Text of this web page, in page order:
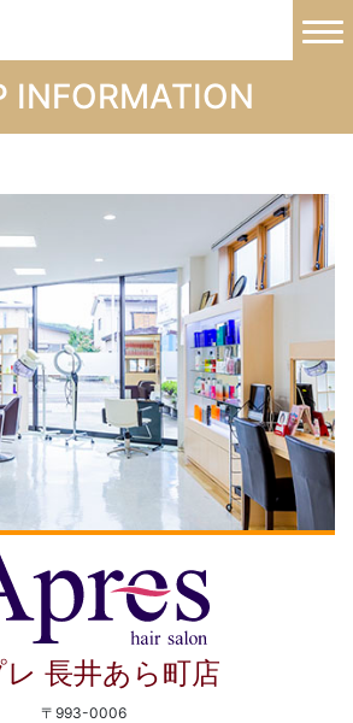
INFORMATION
レ 長井あら町店
〒993-0006